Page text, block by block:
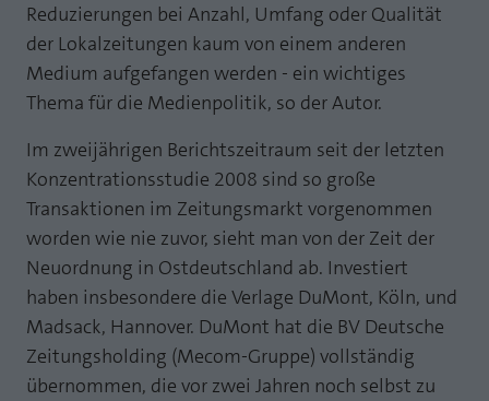
Reduzierungen bei Anzahl, Umfang oder Qualität
der Lokalzeitungen kaum von einem anderen
Medium aufgefangen werden - ein wichtiges
Thema für die Medienpolitik, so der Autor.
Im zweijährigen Berichtszeitraum seit der letzten
Konzentrationsstudie 2008 sind so große
Transaktionen im Zeitungsmarkt vorgenommen
worden wie nie zuvor, sieht man von der Zeit der
Neuordnung in Ostdeutschland ab. Investiert
haben insbesondere die Verlage DuMont, Köln, und
Madsack, Hannover. DuMont hat die BV Deutsche
Zeitungsholding (Mecom-Gruppe) vollständig
übernommen, die vor zwei Jahren noch selbst zu
Anbieter php
Laufzeit Ende der Sitzung
PHPs Standard Sitzungs Identifikation
Name atuserid
Laufzeit 1 Jahr
Zweck
Cookie von AT INTERNET zur Steuerung der
erweiterten Script- und Ereignisbehandlung